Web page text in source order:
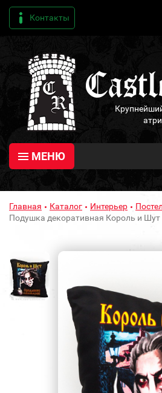
Контакты
МЕНЮ
Главная Каталог Интерьер
Подушка декоративная Король и